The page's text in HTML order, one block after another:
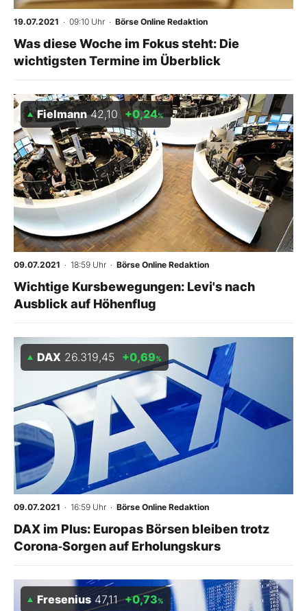
19.07.2021 · 09:10 Uhr · Börse Online Redaktion
Was diese Woche im Fokus steht: Die
wichtigsten Termine im Überblick
Fielmann 42,10 +0,24%
09.07.2021 · 18:59 Uhr · Börse Online Redaktion
Wichtige Kursbewegungen: Levi's nach
Ausblick auf Höhenflug
DAX 26.319,45 +0,69%
09.07.2021 · 16:59 Uhr · Börse Online Redaktion
DAX im Plus: Europas Börsen bleiben trotz
Corona‑Sorgen auf Erholungskurs
Fresenius 47,11 +0,73%